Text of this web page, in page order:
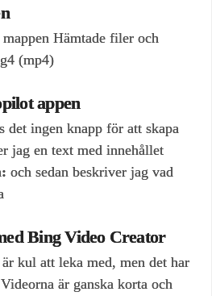
Hämtade filer och
(mp4)
appen
det ingen knapp för att skapa
jag en text med innehållet
och sedan beskriver jag vad
Bing Video Creator
kul att leka med, men det har
är ganska korta och